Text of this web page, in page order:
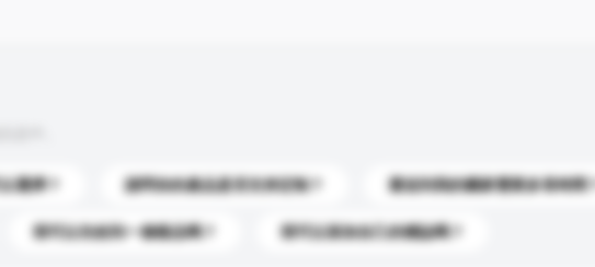
選擇？ 請問你的產品是否支持定制？ 運送到我的國家需要多長時間？
我可以先收到一個樣品嗎？ 我可以添加自己的標誌嗎？